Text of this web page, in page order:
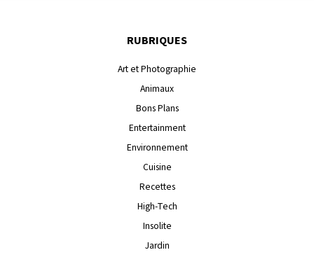
RUBRIQUES
Art et Photographie
Animaux
Bons Plans
Entertainment
Environnement
Cuisine
Recettes
High-Tech
Insolite
Jardin